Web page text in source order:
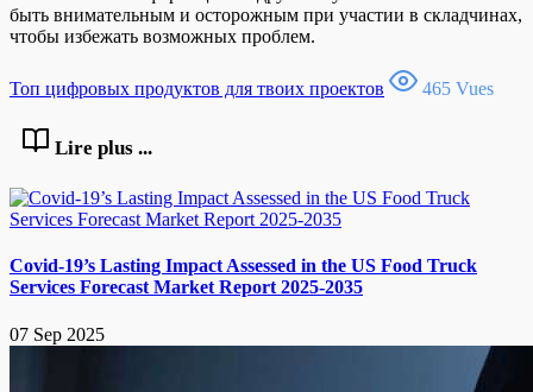
быть внимательным и осторожным при участии в складчинах,
чтобы избежать возможных проблем.
Топ цифровых продуктов для твоих проектов 465 Vues
Lire plus ...
Covid-19’s Lasting Impact Assessed in the US Food Truck
Services Forecast Market Report 2025-2035
07 Sep 2025